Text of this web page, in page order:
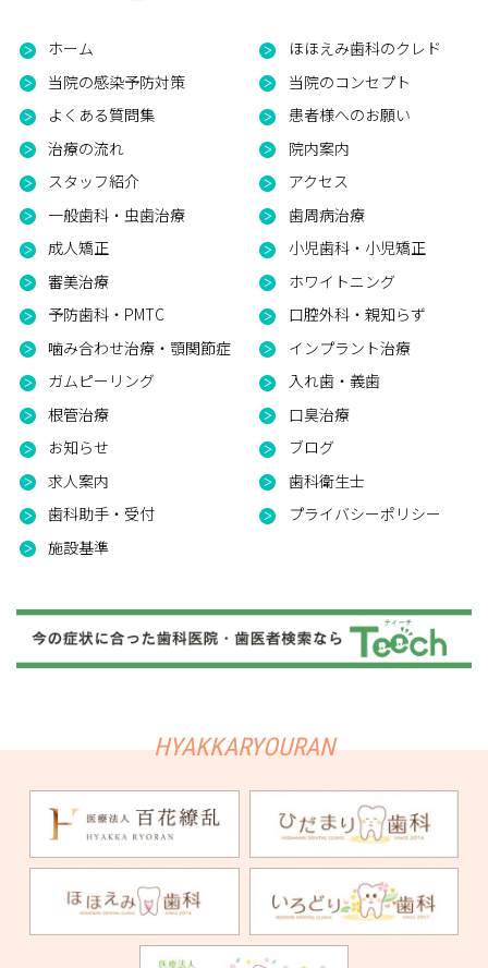
ホーム
ほほえみ歯科のクレド
当院の感染予防対策
当院のコンセプト
よくある質問集
患者様へのお願い
治療の流れ
院内案内
スタッフ紹介
アクセス
一般歯科・虫歯治療
歯周病治療
成人矯正
小児歯科・小児矯正
審美治療
ホワイトニング
予防歯科・PMTC
口腔外科・親知らず
噛み合わせ治療・顎関節症
インプラント治療
ガムピーリング
入れ歯・義歯
根管治療
口臭治療
お知らせ
ブログ
求人案内
歯科衛生士
歯科助手・受付
プライバシーポリシー
施設基準